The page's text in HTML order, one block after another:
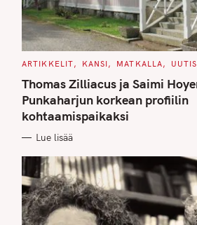
C
T
E
G
O
R
I
S
ARTIKKELIT KANSI MATKALLA
Thomas Zilliacus ja Saimi
Punkaharjun korkean profiilin
kohtaamispaikaksi
Lue lisää